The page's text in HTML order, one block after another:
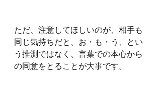
ただ、注意してほしいのが、相手も
同じ気持ちだと、お・も・う、とい
う推測ではなく、言葉での本心から
の同意をとることが大事です。